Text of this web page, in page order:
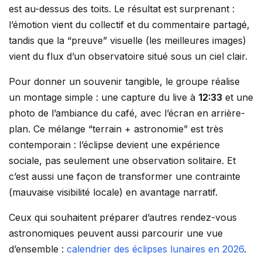
est au-dessus des toits. Le résultat est surprenant :
l’émotion vient du collectif et du commentaire partagé,
tandis que la “preuve” visuelle (les meilleures images)
vient du flux d’un observatoire situé sous un ciel clair.
Pour donner un souvenir tangible, le groupe réalise
un montage simple : une capture du live à 12:33 et une
photo de l’ambiance du café, avec l’écran en arrière-
plan. Ce mélange “terrain + astronomie” est très
contemporain : l’éclipse devient une expérience
sociale, pas seulement une observation solitaire. Et
c’est aussi une façon de transformer une contrainte
(mauvaise visibilité locale) en avantage narratif.
Ceux qui souhaitent préparer d’autres rendez-vous
astronomiques peuvent aussi parcourir une vue
d’ensemble : calendrier des éclipses lunaires en 2026.